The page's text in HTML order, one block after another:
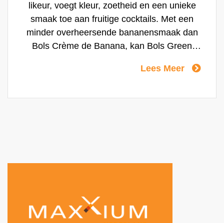
likeur, voegt kleur, zoetheid en een unieke
smaak toe aan fruitige cocktails. Met een
minder overheersende bananensmaak dan
Bols Crème de Banana, kan Bols Green
cocktails te maken.Lees Meer